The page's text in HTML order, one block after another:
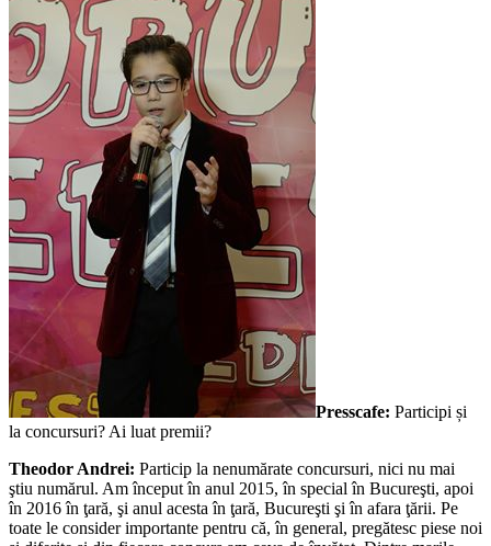
Presscafe: Participi și
la concursuri? Ai luat premii?
Theodor Andrei: Particip la nenumărate concursuri, nici nu mai
ştiu numărul. Am început în anul 2015, în special în Bucureşti, apoi
în 2016 în ţară, şi anul acesta în ţară, Bucureşti şi în afara ţării. Pe
toate le consider importante pentru că, în general, pregătesc piese noi